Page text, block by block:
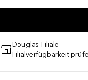
Douglas-Filiale
Filialverfügbarkeit